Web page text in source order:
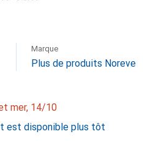
Marque
Plus de produits Noreve
mer, 14/10
est disponible plus tôt